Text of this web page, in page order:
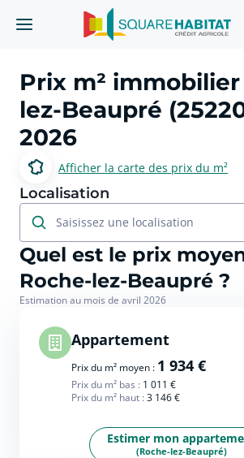
Prix m² immobilier
lez-Beaupré
2026
Afficher la carte des prix du m²
Localisation
Saisissez une localisation
Quel est le prix
Roche-lez-Beaupré ?
Estimation au mois de avril 2026
Appartement
Prix du m² moyen : 1 934 €
Prix du m² bas : 1 011 €
Prix du m² haut :3 146 €
Estimer mon
(Roche-lez-Beaupré)